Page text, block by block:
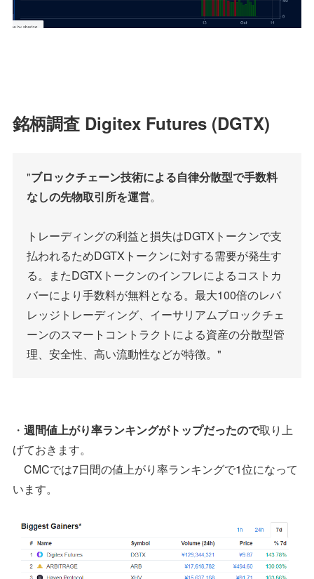
銘柄調査 Digitex Futures (DGTX)
"ブロックチェーン技術による自律分散型で手数料
なしの先物取引所を運営。
トレーディングの利益と損失はDGTXトークンで支
払われるためDGTXトークンに対する需要が発生す
る。またDGTXトークンのインフレによるコストカ
バーにより手数料が無料となる。最大100倍のレバ
レッジトレーディング、イーサリアムブロックチェ
ーンのスマートコントラクトによる資産の分散型管
理、安全性、高い流動性などが特徴。"
・ 週間値上がり率ランキングがトップだったので取り上
げておきます。
CMCでは7日間の値上がり率ランキングで1位になって
います。